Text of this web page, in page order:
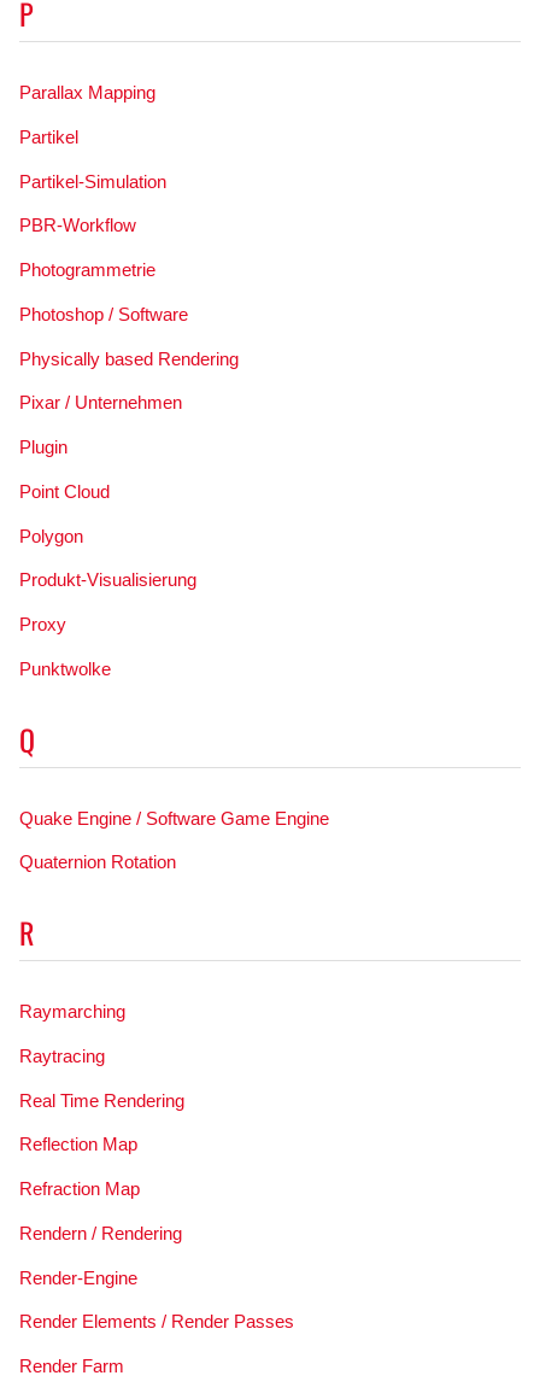
P
Parallax Mapping
Partikel
Partikel-Simulation
PBR-Workflow
Photogrammetrie
Photoshop / Software
Physically based Rendering
Pixar / Unternehmen
Plugin
Point Cloud
Polygon
Produkt-Visualisierung
Proxy
Punktwolke
Q
Quake Engine / Software Game Engine
Quaternion Rotation
R
Raymarching
Raytracing
Real Time Rendering
Reflection Map
Refraction Map
Rendern / Rendering
Render-Engine
Render Elements / Render Passes
Render Farm